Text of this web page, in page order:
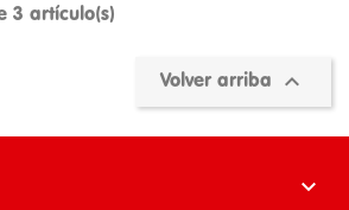
3 artículo(s)
Volver arriba 
